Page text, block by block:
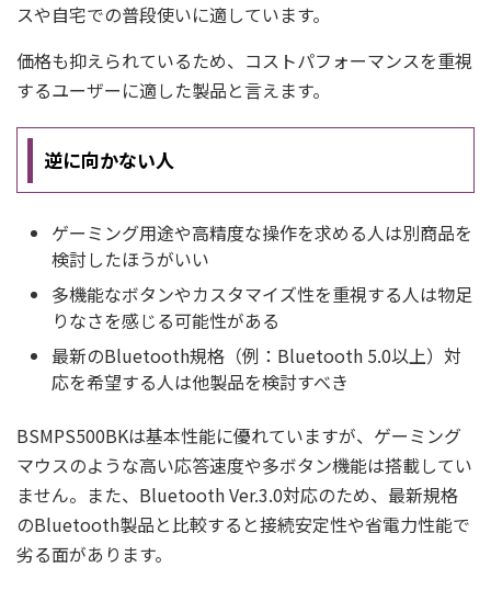
スや自宅での普段使いに適しています。
価格も抑えられているため、コストパフォーマンスを重視
するユーザーに適した製品と言えます。
逆に向かない人
ゲーミング用途や高精度な操作を求める人は別商品を
検討したほうがいい
多機能なボタンやカスタマイズ性を重視する人は物足
りなさを感じる可能性がある
最新のBluetooth規格（例：Bluetooth 5.0以上）対
応を希望する人は他製品を検討すべき
BSMPS500BKは基本性能に優れていますが、ゲーミング
マウスのような高い応答速度や多ボタン機能は搭載してい
ません。また、Bluetooth Ver.3.0対応のため、最新規格
のBluetooth製品と比較すると接続安定性や省電力性能で
劣る面があります。